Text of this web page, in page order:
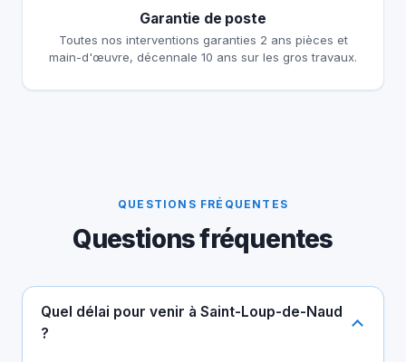
Garantie de poste
Toutes nos interventions garanties 2 ans pièces et
main-d'œuvre, décennale 10 ans sur les gros travaux.
QUESTIONS FRÉQUENTES
Questions fréquentes
Quel délai pour venir à Saint-Loup-de-Naud
?